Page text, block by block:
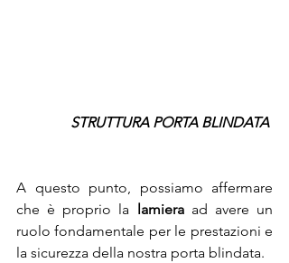
STRUTTURA PORTA BLINDATA
A questo punto, possiamo affermare
che è proprio la lamiera ad avere un
ruolo fondamentale per le prestazioni e
la sicurezza della nostra porta blindata.